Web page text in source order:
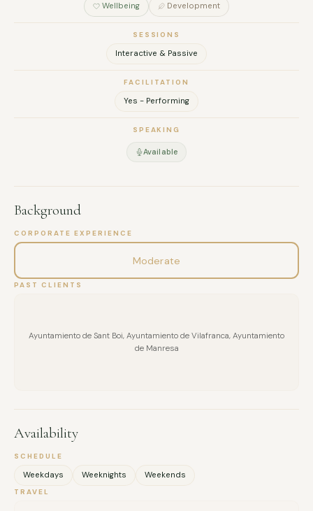
Wellbeing Development
SESSIONS
Interactive & Passive
FACILITATION
Yes - Performing
SPEAKING
Available
Background
CORPORATE EXPERIENCE
Moderate
PAST CLIENTS
Ayuntamiento de Sant Boi, Ayuntamiento de Vilafranca, Ayuntamiento
de Manresa
Availability
SCHEDULE
Weekdays Weeknights Weekends
TRAVEL